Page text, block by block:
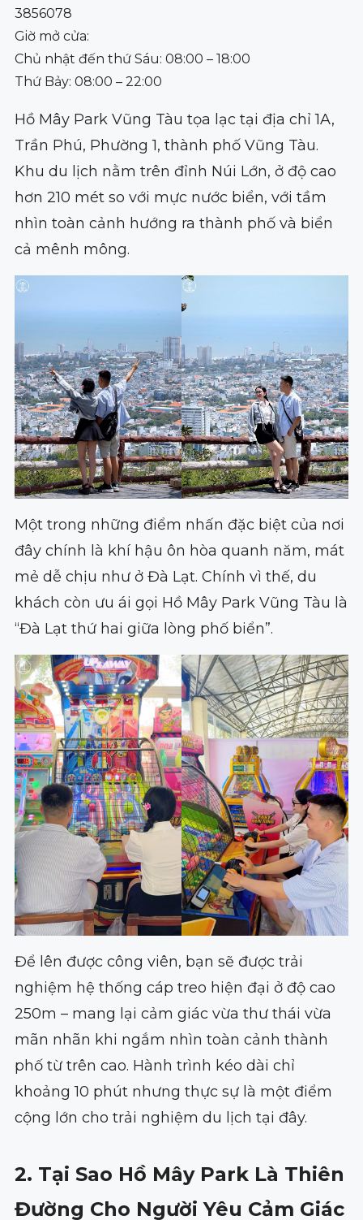
3856078
Giờ mở cửa:
Chủ nhật đến thứ Sáu: 08:00 – 18:00
Thứ Bảy: 08:00 – 22:00
Hồ Mây Park Vũng Tàu tọa lạc tại địa chỉ 1A,
Trần Phú, Phường 1, thành phố Vũng Tàu.
Khu du lịch nằm trên đỉnh Núi Lớn, ở độ cao
hơn 210 mét so với mực nước biển, với tầm
nhìn toàn cảnh hướng ra thành phố và biển
cả mênh mông.
Một trong những điểm nhấn đặc biệt của nơi
đây chính là khí hậu ôn hòa quanh năm, mát
mẻ dễ chịu như ở Đà Lạt. Chính vì thế, du
khách còn ưu ái gọi Hồ Mây Park Vũng Tàu là
“Đà Lạt thứ hai giữa lòng phố biển”.
Để lên được công viên, bạn sẽ được trải
nghiệm hệ thống cáp treo hiện đại ở độ cao
250m – mang lại cảm giác vừa thư thái vừa
mãn nhãn khi ngắm nhìn toàn cảnh thành
phố từ trên cao. Hành trình kéo dài chỉ
khoảng 10 phút nhưng thực sự là một điểm
cộng lớn cho trải nghiệm du lịch tại đây.
2. Tại Sao Hồ Mây Park Là Thiên
Đường Cho Người Yêu Cảm Giác